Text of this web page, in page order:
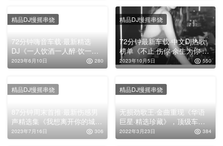
72分钟嗨音车载·最新精选
DJ《一人饮酒一人醉·饮一杯
岁月醉他乡·伤离别·想你的心
好累》，开车必备狂嗨慢摇串
2023年6月10日 280
精品DJ慢摇串烧
72分钟最新车载·中文Dj热歌
榜单《不止·伤你·余生为你·我
不信你不惭愧·客气·偏偏·安好
再聚首》，高清舞曲串烧大碟
2023年10月5日 550
精品DJ慢摇串烧
87分钟周末首推·最新伤感男
声精选集《我想离开你的城市
·多想还有你·漂洋过海离开你·
再见可能下辈子》，慢歌连版
2023年7月16日 306
精品DJ慢摇串烧
无损劲歌王·金曲重现《华语
巨星·精选珍藏》，顶级车载
CD靓碟！
2022年3月23日 384
精品DJ慢摇串烧